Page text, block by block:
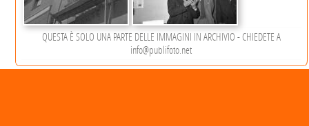
QUESTA È SOLO UNA PARTE DELLE IMMAGINI IN ARCHIVIO - CHIEDETE A
info@publifoto.net